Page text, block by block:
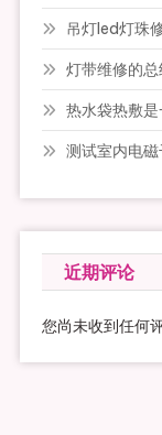
吊灯led灯珠
灯带维修的总
热水袋热敷
测试室内电
近期评论
您尚未收到任何评